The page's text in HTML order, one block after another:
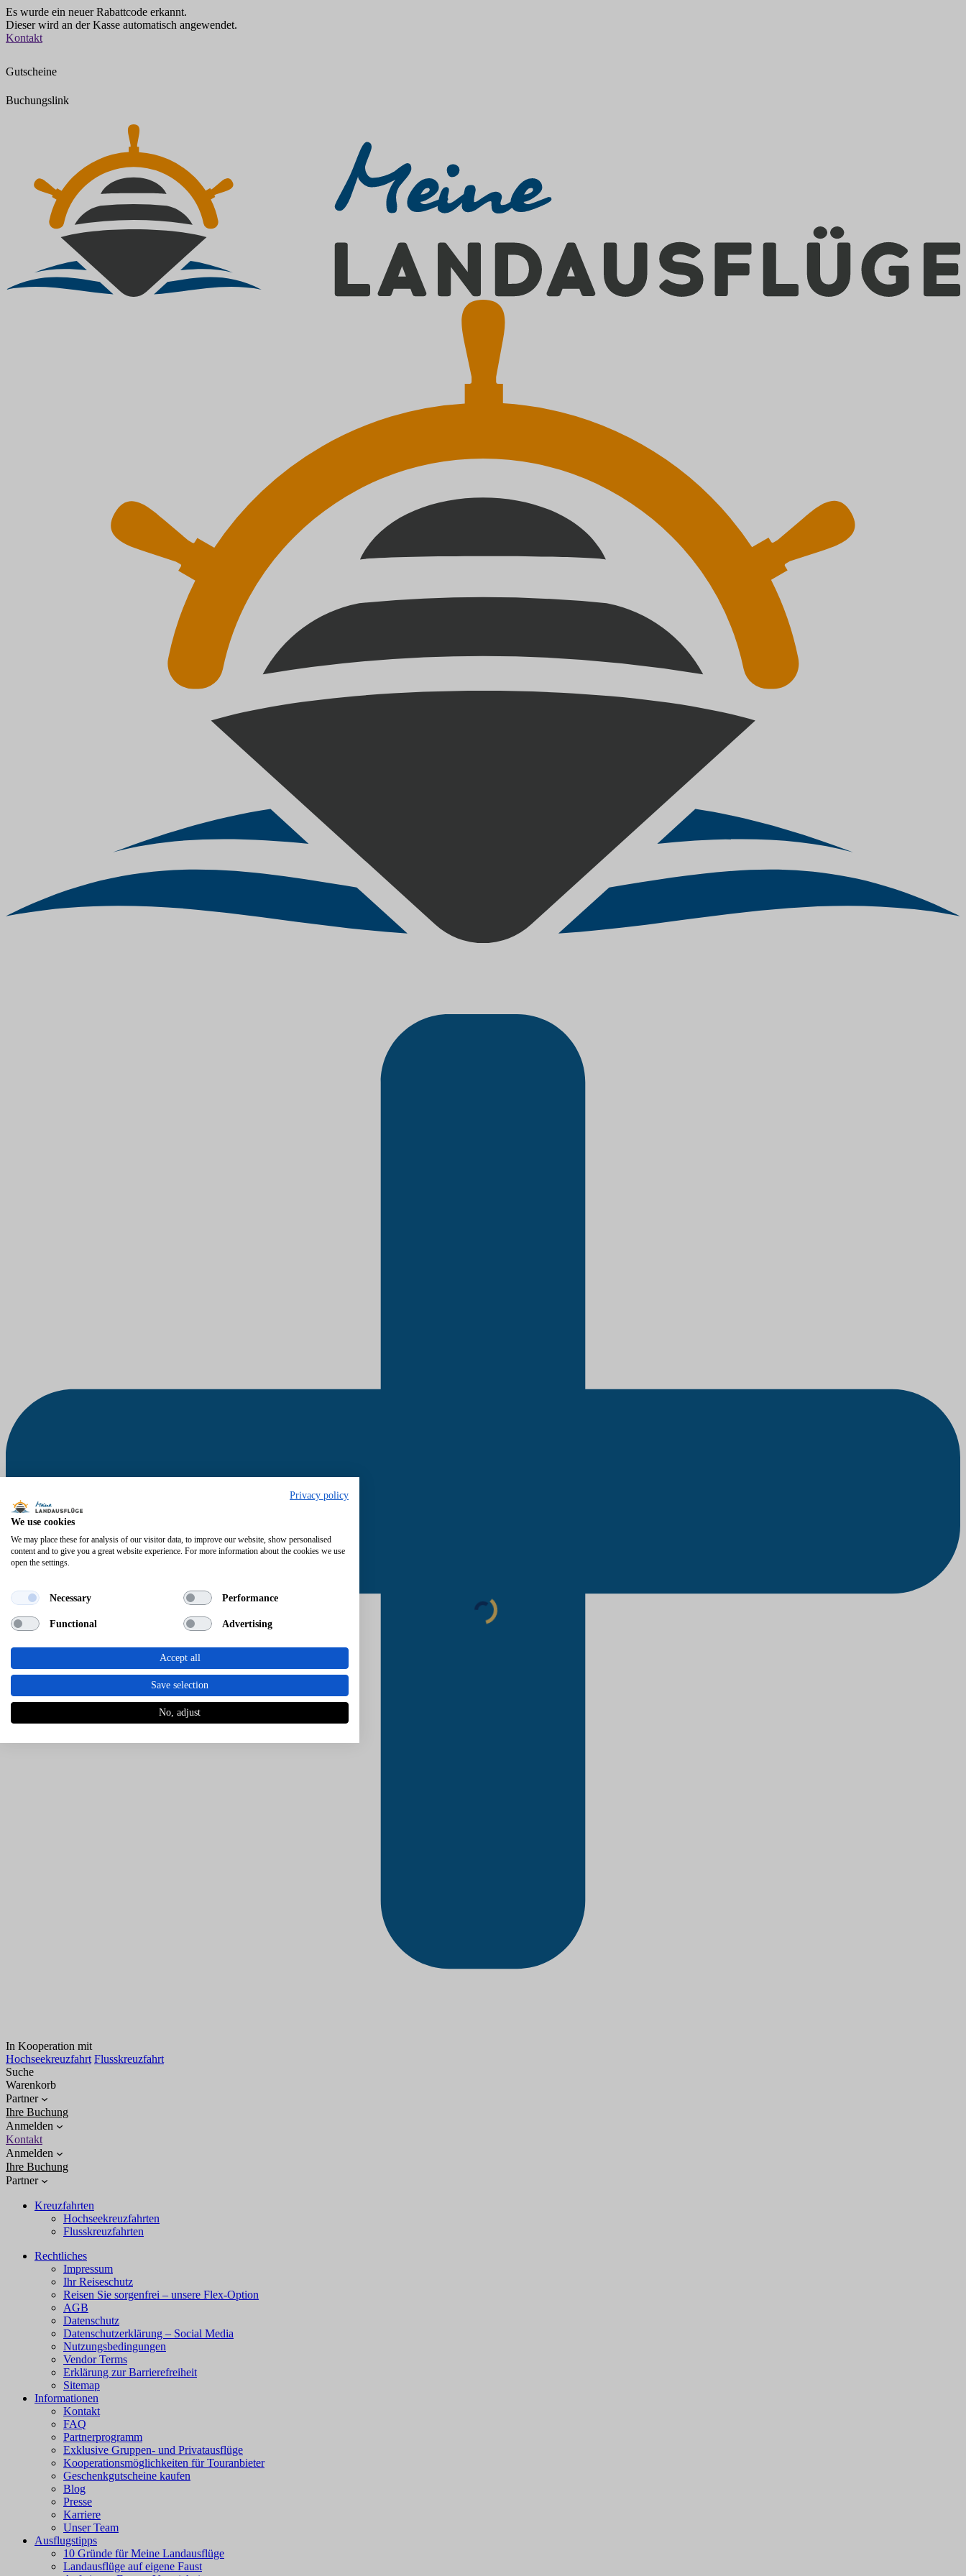
Es wurde ein neuer Rabattcode erkannt.
Dieser wird an der Kasse automatisch angewendet.
Zum
Kontakt
Gutscheine
Buchungslink
In Kooperation mit
Hochseekreuzfahrt Flusskreuzfahrt
Suche
Warenkorb
Partner
Ihre Buchung
Anmelden
Kontakt
Anmelden
Ihre Buchung
Partner
Kreuzfahrten
Hochseekreuzfahrten
Flusskreuzfahrten
Rechtliches
Impressum
Ihr Reiseschutz
Reisen Sie sorgenfrei – unsere Flex-Option
AGB
Datenschutz
Datenschutzerklärung – Social Media
Nutzungsbedingungen
Vendor Terms
Erklärung zur Barrierefreiheit
Sitemap
Informationen
Kontakt
FAQ
Partnerprogramm
Exklusive Gruppen- und Privatausflüge
Kooperationsmöglichkeiten für Touranbieter
Geschenkgutscheine kaufen
Blog
Presse
Karriere
Unser Team
Ausflugstipps
10 Gründe für Meine Landausflüge
Landausflüge auf eigene Faust
Privacy policy
We use cookies
We may place these for analysis of our visitor data, to improve our website, show personalised
content and to give you a great website experience. For more information about the cookies we use
open the settings.
Necessary Performance
Functional Advertising
Accept all
Save selection
No, adjust